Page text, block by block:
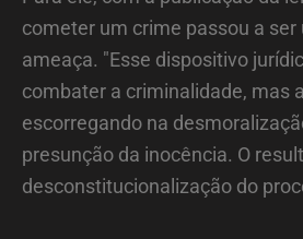
cometer um crime passou a
ameaça. "Esse dispositivo
combater a criminalidade, mas
escorregando na
presunção da inocência. O
desconstitucionalização do